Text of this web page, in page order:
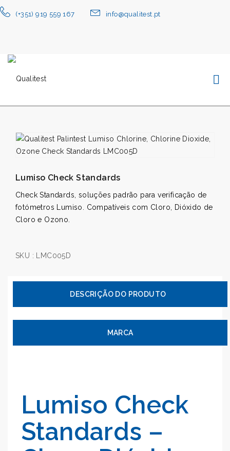
(+351) 919 559 167 info@qualitest.pt
Lumiso Check Standards
Check Standards, soluções padrão para verificação de
fotómetros Lumiso. Compatíveis com Cloro, Dióxido de
Cloro e Ozono.
SKU : LMC005D
MARCA
Lumiso Check
Standards –